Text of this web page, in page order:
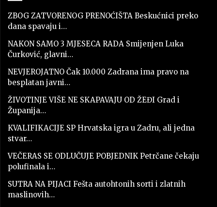
ZBOG ZATVORENOG PRENOĆIŠTA Beskućnici preko
dana spavaju i…
NAKON SAMO 3 MJESECA RADA Smijenjen Luka
Čurković, glavni…
NEVJEROJATNO Čak 10.000 Zadrana ima pravo na
besplatan javni…
ŽIVOTINJE VIŠE NE SKAPAVAJU OD ŽEĐI Grad i
Županija…
KVALIFIKACIJE SP Hrvatska igra u Zadru, ali jedna
stvar…
VEČERAS SE ODLUČUJE POBJEDNIK Petrčane čekaju
polufinala i…
SUTRA NA PIJACI Fešta autohtonih sorti i zlatnih
maslinovih…